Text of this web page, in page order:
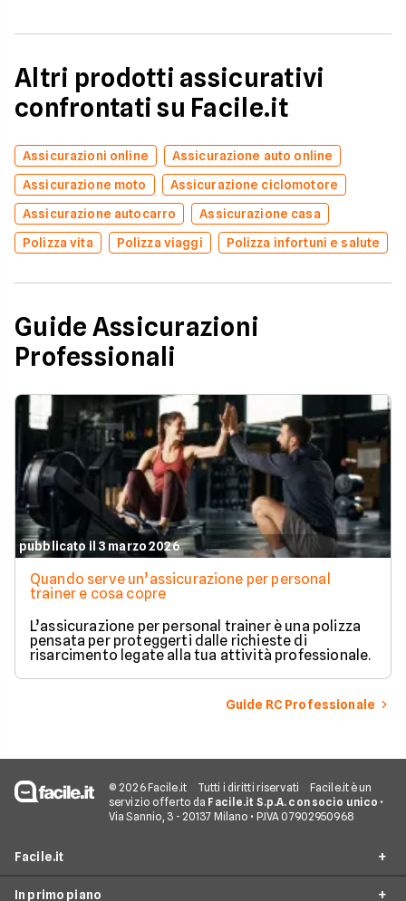
Altri prodotti assicurativi
confrontati su Facile.it
Assicurazioni online
Assicurazione auto online
Assicurazione moto
Assicurazione ciclomotore
Assicurazione autocarro
Assicurazione casa
Polizza vita
Polizza viaggi Polizza infortuni e salute
Guide Assicurazioni
Professionali
pubblicato il 3 marzo 2026
Quando serve un’assicurazione per personal
trainer e cosa copre
L’assicurazione per personal trainer è una polizza
pensata per proteggerti dalle richieste di
risarcimento legate alla tua attività professionale.
Guide RC Professionale
© 2026 Facile.it Tutti i diritti riservati
Facile.it è un
servizio offerto da Facile.it S.p.A. con socio unico •
Via Sannio, 3 - 20137 Milano • P.IVA 07902950968
Facile.it
In primo piano